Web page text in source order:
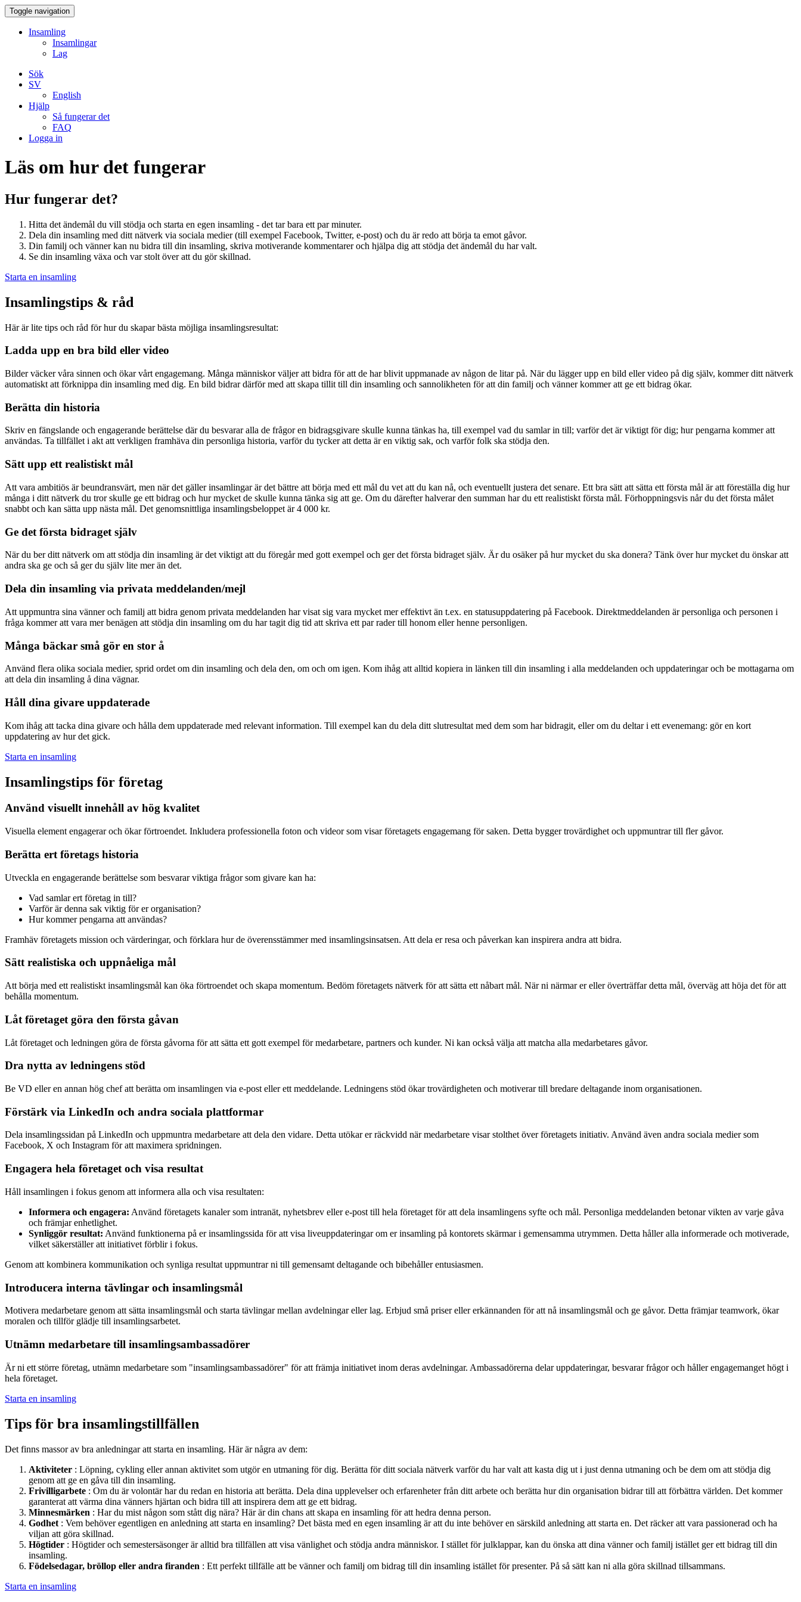
Toggle navigation
Insamling
Insamlingar
Lag
Sök
SV
English
Hjälp
Så fungerar det
FAQ
Logga in
Läs om hur det fungerar
Hur fungerar det?
Hitta det ändemål du vill stödja och starta en egen insamling - det tar bara ett par minuter.
Dela din insamling med ditt nätverk via sociala medier (till exempel Facebook, Twitter, e-post) och du är redo att börja ta emot gåvor.
Din familj och vänner kan nu bidra till din insamling, skriva motiverande kommentarer och hjälpa dig att stödja det ändemål du har valt.
Se din insamling växa och var stolt över att du gör skillnad.
Starta en insamling
Insamlingstips & råd
Här är lite tips och råd för hur du skapar bästa möjliga insamlingsresultat:
Ladda upp en bra bild eller video
Bilder väcker våra sinnen och ökar vårt engagemang. Många människor väljer att bidra för att de har blivit uppmanade av någon de litar på. När du lägger upp en bild eller video på dig själv, kommer ditt nätverk
automatiskt att förknippa din insamling med dig. En bild bidrar därför med att skapa tillit till din insamling och sannolikheten för att din familj och vänner kommer att ge ett bidrag ökar.
Berätta din historia
Skriv en fängslande och engagerande berättelse där du besvarar alla de frågor en bidragsgivare skulle kunna tänkas ha, till exempel vad du samlar in till; varför det är viktigt för dig; hur pengarna kommer att
användas. Ta tillfället i akt att verkligen framhäva din personliga historia, varför du tycker att detta är en viktig sak, och varför folk ska stödja den.
Sätt upp ett realistiskt mål
Att vara ambitiös är beundransvärt, men när det gäller insamlingar är det bättre att börja med ett mål du vet att du kan nå, och eventuellt justera det senare. Ett bra sätt att sätta ett första mål är att föreställa dig hur
många i ditt nätverk du tror skulle ge ett bidrag och hur mycket de skulle kunna tänka sig att ge. Om du därefter halverar den summan har du ett realistiskt första mål. Förhoppningsvis når du det första målet
snabbt och kan sätta upp nästa mål. Det genomsnittliga insamlingsbeloppet är 4 000 kr.
Ge det första bidraget själv
När du ber ditt nätverk om att stödja din insamling är det viktigt att du föregår med gott exempel och ger det första bidraget själv. Är du osäker på hur mycket du ska donera? Tänk över hur mycket du önskar att
andra ska ge och så ger du själv lite mer än det.
Dela din insamling via privata meddelanden/mejl
Att uppmuntra sina vänner och familj att bidra genom privata meddelanden har visat sig vara mycket mer effektivt än t.ex. en statusuppdatering på Facebook. Direktmeddelanden är personliga och personen i
fråga kommer att vara mer benägen att stödja din insamling om du har tagit dig tid att skriva ett par rader till honom eller henne personligen.
Många bäckar små gör en stor å
Använd flera olika sociala medier, sprid ordet om din insamling och dela den, om och om igen. Kom ihåg att alltid kopiera in länken till din insamling i alla meddelanden och uppdateringar och be mottagarna om
att dela din insamling å dina vägnar.
Håll dina givare uppdaterade
Kom ihåg att tacka dina givare och hålla dem uppdaterade med relevant information. Till exempel kan du dela ditt slutresultat med dem som har bidragit, eller om du deltar i ett evenemang: gör en kort
uppdatering av hur det gick.
Starta en insamling
Insamlingstips för företag
Använd visuellt innehåll av hög kvalitet
Visuella element engagerar och ökar förtroendet. Inkludera professionella foton och videor som visar företagets engagemang för saken. Detta bygger trovärdighet och uppmuntrar till fler gåvor.
Berätta ert företags historia
Utveckla en engagerande berättelse som besvarar viktiga frågor som givare kan ha:
Vad samlar ert företag in till?
Varför är denna sak viktig för er organisation?
Hur kommer pengarna att användas?
Framhäv företagets mission och värderingar, och förklara hur de överensstämmer med insamlingsinsatsen. Att dela er resa och påverkan kan inspirera andra att bidra.
Sätt realistiska och uppnåeliga mål
Att börja med ett realistiskt insamlingsmål kan öka förtroendet och skapa momentum. Bedöm företagets nätverk för att sätta ett nåbart mål. När ni närmar er eller överträffar detta mål, överväg att höja det för att
behålla momentum.
Låt företaget göra den första gåvan
Låt företaget och ledningen göra de första gåvorna för att sätta ett gott exempel för medarbetare, partners och kunder. Ni kan också välja att matcha alla medarbetares gåvor.
Dra nytta av ledningens stöd
Be VD eller en annan hög chef att berätta om insamlingen via e-post eller ett meddelande. Ledningens stöd ökar trovärdigheten och motiverar till bredare deltagande inom organisationen.
Förstärk via LinkedIn och andra sociala plattformar
Dela insamlingssidan på LinkedIn och uppmuntra medarbetare att dela den vidare. Detta utökar er räckvidd när medarbetare visar stolthet över företagets initiativ. Använd även andra sociala medier som
Facebook, X och Instagram för att maximera spridningen.
Engagera hela företaget och visa resultat
Håll insamlingen i fokus genom att informera alla och visa resultaten:
Informera och engagera: Använd företagets kanaler som intranät, nyhetsbrev eller e-post till hela företaget för att dela insamlingens syfte och mål. Personliga meddelanden betonar vikten av varje gåva
och främjar enhetlighet.
Synliggör resultat: Använd funktionerna på er insamlingssida för att visa liveuppdateringar om er insamling på kontorets skärmar i gemensamma utrymmen. Detta håller alla informerade och motiverade,
vilket säkerställer att initiativet förblir i fokus.
Genom att kombinera kommunikation och synliga resultat uppmuntrar ni till gemensamt deltagande och bibehåller entusiasmen.
Introducera interna tävlingar och insamlingsmål
Motivera medarbetare genom att sätta insamlingsmål och starta tävlingar mellan avdelningar eller lag. Erbjud små priser eller erkännanden för att nå insamlingsmål och ge gåvor. Detta främjar teamwork, ökar
moralen och tillför glädje till insamlingsarbetet.
Utnämn medarbetare till insamlingsambassadörer
Är ni ett större företag, utnämn medarbetare som "insamlingsambassadörer" för att främja initiativet inom deras avdelningar. Ambassadörerna delar uppdateringar, besvarar frågor och håller engagemanget högt i
hela företaget.
Starta en insamling
Tips för bra insamlingstillfällen
Det finns massor av bra anledningar att starta en insamling. Här är några av dem:
Aktiviteter : Löpning, cykling eller annan aktivitet som utgör en utmaning för dig. Berätta för ditt sociala nätverk varför du har valt att kasta dig ut i just denna utmaning och be dem om att stödja dig
genom att ge en gåva till din insamling.
Frivilligarbete : Om du är volontär har du redan en historia att berätta. Dela dina upplevelser och erfarenheter från ditt arbete och berätta hur din organisation bidrar till att förbättra världen. Det kommer
garanterat att värma dina vänners hjärtan och bidra till att inspirera dem att ge ett bidrag.
Minnesmärken : Har du mist någon som stått dig nära? Här är din chans att skapa en insamling för att hedra denna person.
Godhet : Vem behöver egentligen en anledning att starta en insamling? Det bästa med en egen insamling är att du inte behöver en särskild anledning att starta en. Det räcker att vara passionerad och ha
viljan att göra skillnad.
Högtider : Högtider och semestersäsonger är alltid bra tillfällen att visa vänlighet och stödja andra människor. I stället för julklappar, kan du önska att dina vänner och familj istället ger ett bidrag till din
insamling.
Födelsedagar, bröllop eller andra firanden : Ett perfekt tillfälle att be vänner och familj om bidrag till din insamling istället för presenter. På så sätt kan ni alla göra skillnad tillsammans.
Starta en insamling